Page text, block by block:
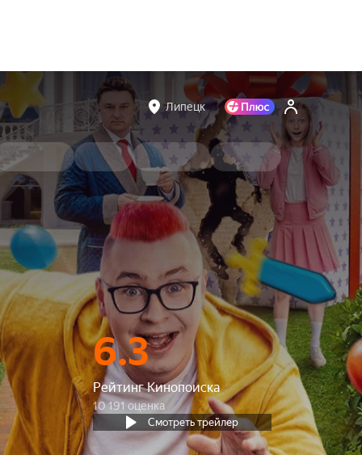
Липецк
6.3
Рейтинг Кинопоиска
10 191 оценка
Смотреть трейлер